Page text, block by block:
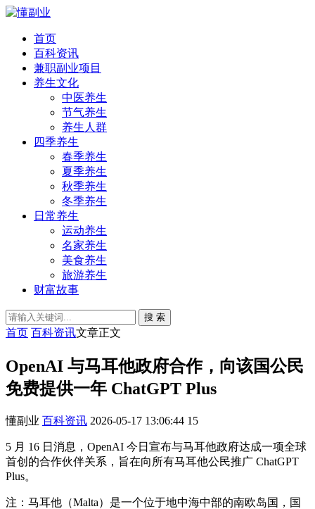
首页
百科资讯
兼职副业项目
养生文化
中医养生
节气养生
养生人群
四季养生
春季养生
夏季养生
秋季养生
冬季养生
日常养生
运动养生
名家养生
美食养生
旅游养生
财富故事
搜 索
首页 百科资讯文章正文
OpenAI 与马耳他政府合作，向该国公民
免费提供一年 ChatGPT Plus
懂副业 百科资讯 2026-05-17 13:06:44 15
5 月 16 日消息，OpenAI 今日宣布与马耳他政府达成一项全球
首创的合作伙伴关系，旨在向所有马耳他公民推广 ChatGPT
Plus。
注：马耳他（Malta）是一个位于地中海中部的南欧岛国，国